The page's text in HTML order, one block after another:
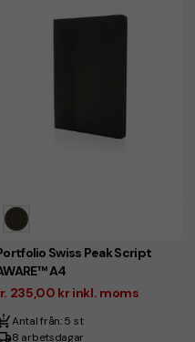
Swiss Peak Script
A4
235,00 kr inkl. moms
Antal från: 5 st
8 arbetsdagar